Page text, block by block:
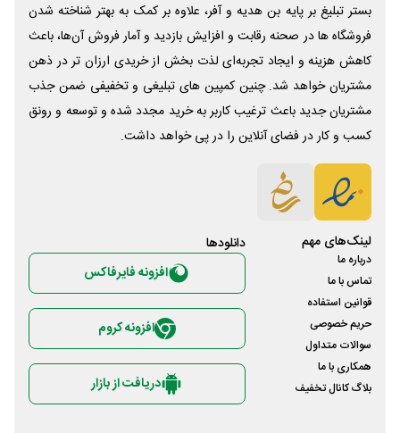
بستر تبلیغ بر پایه بن هدیه و آفر، علاوه بر کمک به بهتر شناخته شدن
فروشگاه ها در صحنه رقابت و افزایش بازدید و آمار فروش آن‌ها، باعث
کاهش هزینه و ایجاد تجربه‌ای لذت بخش از خریدی ارزان تر در ذهن
مشتریان خواهد شد. چنین کمپین های تبلیغی و تخفیفی ضمن جذب
مشتریان جدید باعث ترغیب کاربر به خرید مجدد شده و توسعه و رونق
کسب و کار در فضای آنلاین را در پی خواهد داشت.
لینک‌های مهم
درباره ما
تماس با ما
قوانین استفاده
حریم خصوصی
سوالات متداول
همکاری با ما
بلاگ کانال تخفیف
دانلود‌ها
افزونه فایرفاکس
افزونه کروم
دریافت از بازار